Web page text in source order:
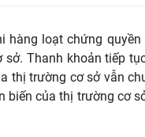
hàng loạt chứng quyền
Thanh khoản tiếp
thị trường cơ sở vẫn
biến của thị trường cơ